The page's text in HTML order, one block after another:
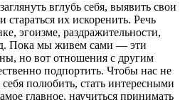
вглубь себя, выявить свои
стараться их искоренить. Речь
эгоизме, раздражительности,
д. Пока мы живем сами — эти
но вот отношения с другим
подпортить. Чтобы нас не
полюбить, стать интересными
главное, научиться принимать